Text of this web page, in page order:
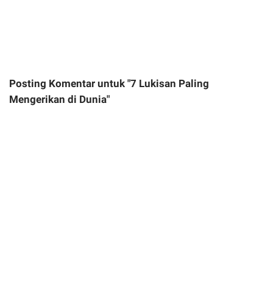
Posting Komentar untuk "7 Lukisan Paling
Mengerikan di Dunia"